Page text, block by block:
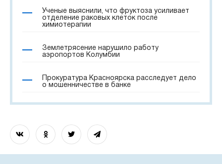
Ученые выяснили, что фруктоза усиливает
отделение раковых клеток после
химиотерапии
Землетрясение нарушило работу
аэропортов Колумбии
Прокуратура Красноярска расследует дело
о мошенничестве в банке